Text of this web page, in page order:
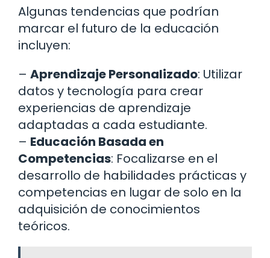
Algunas tendencias que podrían
marcar el futuro de la educación
incluyen:
– Aprendizaje Personalizado: Utilizar
datos y tecnología para crear
experiencias de aprendizaje
adaptadas a cada estudiante.
– Educación Basada en
Competencias: Focalizarse en el
desarrollo de habilidades prácticas y
competencias en lugar de solo en la
adquisición de conocimientos
teóricos.